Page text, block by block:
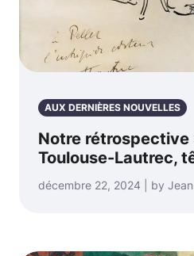
AUX DERNIÈRES NOUVELLES
Notre rétrospective
Toulouse-Lautrec,
décembre 22, 2024 | by